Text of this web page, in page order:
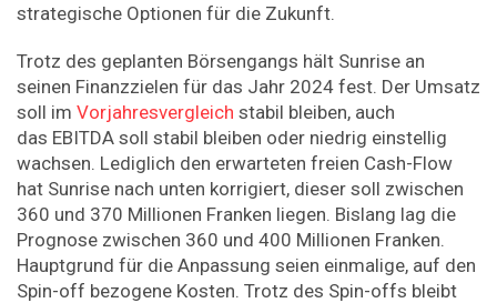
strategische Optionen für die Zukunft.
Trotz des geplanten Börsengangs hält Sunrise an
seinen Finanzzielen für das Jahr 2024 fest. Der Umsatz
soll im Vorjahresvergleich stabil bleiben, auch
das EBITDA soll stabil bleiben oder niedrig einstellig
wachsen. Lediglich den erwarteten freien Cash-Flow
hat Sunrise nach unten korrigiert, dieser soll zwischen
360 und 370 Millionen Franken liegen. Bislang lag die
Prognose zwischen 360 und 400 Millionen Franken.
Hauptgrund für die Anpassung seien einmalige, auf den
Spin-off bezogene Kosten. Trotz des Spin-offs bleibt